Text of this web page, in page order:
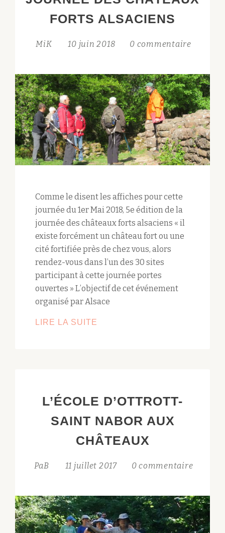
FORTS ALSACIENS
MiK 10 juin 2018 0 commentaire
Comme le disent les affiches pour cette
journée du 1er Mai 2018, 5e édition de la
journée des châteaux forts alsaciens « il
existe forcément un château fort ou une
cité fortifiée près de chez vous, alors
rendez-vous dans l’un des 30 sites
participant à cette journée portes
ouvertes » L’objectif de cet événement
organisé par Alsace
LIRE LA SUITE
DES
FORTS
ALSACIENS
L’ÉCOLE D’OTTROTT-
SAINT NABOR AUX
CHÂTEAUX
PaB 11 juillet 2017 0 commentaire